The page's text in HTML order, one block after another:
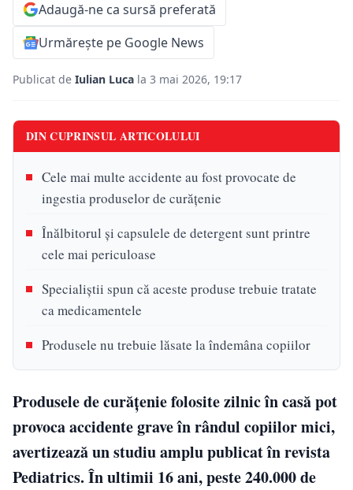
Adaugă-ne ca sursă preferată
Urmărește pe Google News
Publicat de Iulian Luca la 3 mai 2026, 19:17
DIN CUPRINSUL ARTICOLULUI
Cele mai multe accidente au fost provocate de
ingestia produselor de curățenie
Înălbitorul și capsulele de detergent sunt printre
cele mai periculoase
Specialiștii spun că aceste produse trebuie tratate
ca medicamentele
Produsele nu trebuie lăsate la îndemâna copiilor
Produsele de curățenie folosite zilnic în casă pot
provoca accidente grave în rândul copiilor mici,
avertizează un studiu amplu publicat în revista
Pediatrics. În ultimii 16 ani, peste 240.000 de